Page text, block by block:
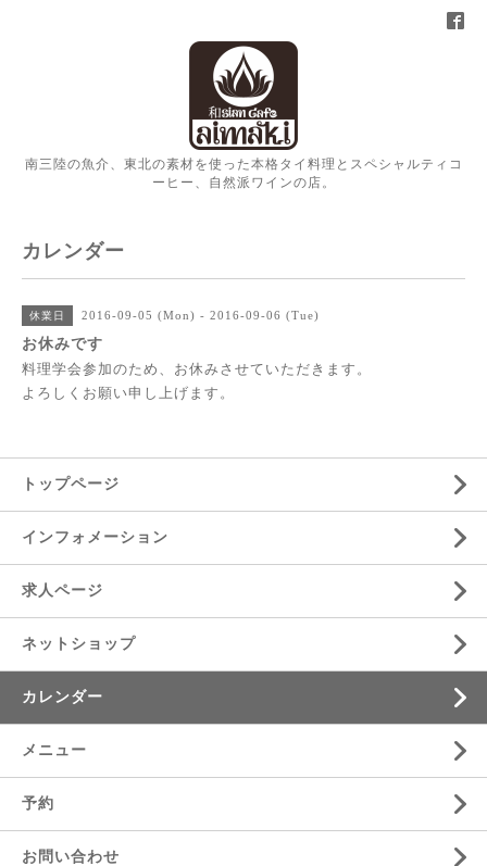
南三陸の魚介、東北の素材を使った本格タイ料理とスペシャルティコ
ーヒー、自然派ワインの店。
カレンダー
休業日 2016-09-05 (Mon) - 2016-09-06 (Tue)
お休みです
料理学会参加のため、お休みさせていただきます。
よろしくお願い申し上げます。
トップページ
インフォメーション
求人ページ
ネットショップ
カレンダー
メニュー
予約
お問い合わせ